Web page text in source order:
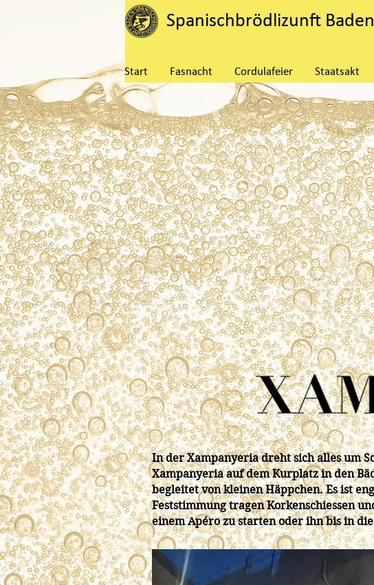
Spanischbrödlizunft Baden
Start Fasnacht Cordulafeier Staatsakt
In der Xampanyeria dreht sich alles um
Xampanyeria auf dem Kurplatz in den
begleitet von kleinen Häppchen. Es ist
Feststimmung tragen Korkenschiessen
einem Apéro zu starten oder ihn bis in